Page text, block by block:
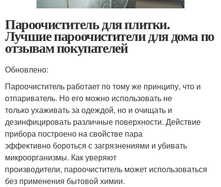
Пароочиститель для плитки.
Лучшие пароочистители для дома по
отзывам покупателей
Обновлено:
Пароочиститель работает по тому же принципу, что и
отпариватель. Но его можно использовать не
только ухаживать за одеждой, но и очищать и
дезинфицировать различные поверхности. Действие
прибора построено на свойстве пара
эффективно бороться с загрязнениями и убивать
микроорганизмы. Как уверяют
производители, пароочиститель может использоваться
без применения бытовой химии.